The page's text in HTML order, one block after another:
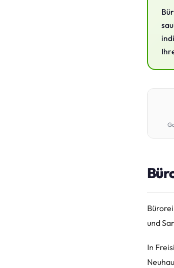
und
In